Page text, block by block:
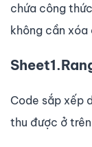
chứa công
không cần
Code sắp xếp
thu được ở trên